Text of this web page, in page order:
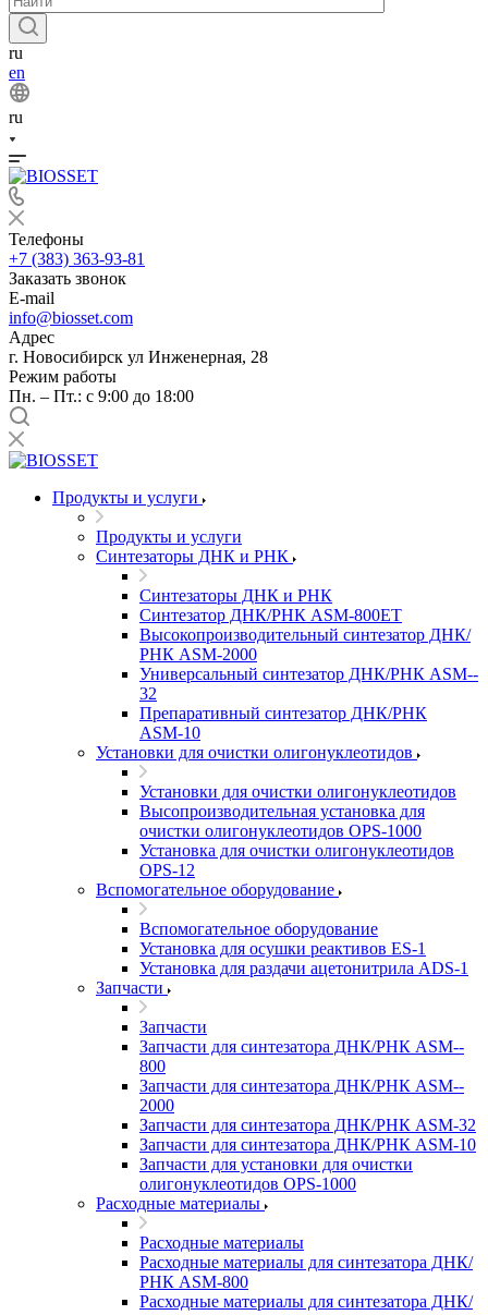
ru
en
ru
Телефоны
+7 (383) 363-93-81
Заказать звонок
E-mail
info@biosset.com
Адрес
г. Новосибирск ул Инженерная, 28
Режим работы
Пн. – Пт.: с 9:00 до 18:00
Продукты и услуги
Продукты и услуги
Синтезаторы ДНК и РНК
Синтезаторы ДНК и РНК
Синтезатор ДНК/РНК ASM-­800ET
Высокопроизводительный синтезатор ДНК/
РНК ASM-­2000
Универсальный синтезатор ДНК/РНК ASM-­
32
Препаративный синтезатор ДНК/РНК
ASM-­10
Установки для очистки олигонуклеотидов
Установки для очистки олигонуклеотидов
Высопроизводительная установка для
очистки олигонуклеотидов OPS-­1000
Установка для очистки олигонуклеотидов
OPS-­12
Вспомогательное оборудование
Вспомогательное оборудование
Установка для осушки реактивов ES-­1
Установка для раздачи ацетонитрила ADS-1
Запчасти
Запчасти
Запчасти для синтезатора ДНК/РНК ASM-­
800
Запчасти для синтезатора ДНК/РНК ASM-­
2000
Запчасти для синтезатора ДНК/РНК ASM-32
Запчасти для синтезатора ДНК/РНК ASM-­10
Запчасти для установки для очистки
олигонуклеотидов OPS-­1000
Расходные материалы
Расходные материалы
Расходные материалы для синтезатора ДНК/
РНК ASM-­800
Расходные материалы для синтезатора ДНК/